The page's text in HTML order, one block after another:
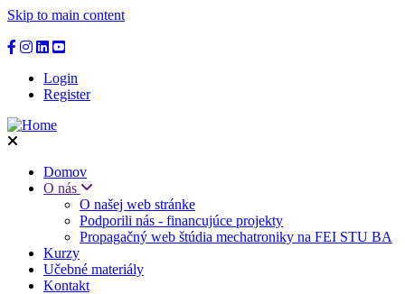
Skip to main content
Login
Register
Domov
O nás
O našej web stránke
Podporili nás - financujúce projekty
Propagačný web štúdia mechatroniky na FEI STU BA
Kurzy
Učebné materiály
Kontakt